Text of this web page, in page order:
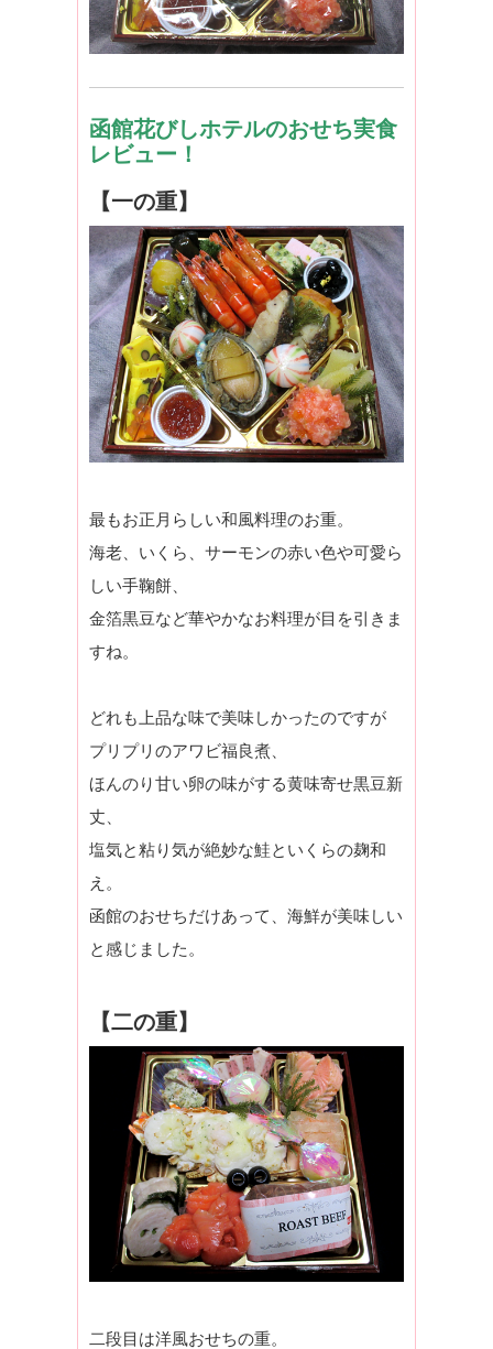
函館花びしホテルのおせち実食
レビュー！
【一の重】
最もお正月らしい和風料理のお重。
海老、いくら、サーモンの赤い色や可愛ら
しい手鞠餅、
金箔黒豆など華やかなお料理が目を引きま
すね。
どれも上品な味で美味しかったのですが
プリプリのアワビ福良煮、
ほんのり甘い卵の味がする黄味寄せ黒豆新
丈、
塩気と粘り気が絶妙な鮭といくらの麹和
え。
函館のおせちだけあって、海鮮が美味しい
と感じました。
【二の重】
二段目は洋風おせちの重。